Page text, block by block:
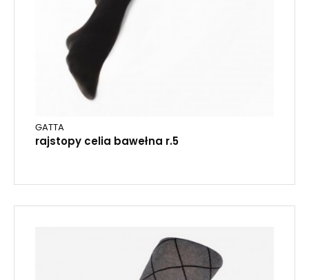
GATTA
rajstopy celia bawełna r.5